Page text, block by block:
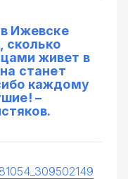
Ижевске
сколько
живет в
станет
каждому
–